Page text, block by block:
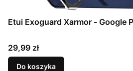
Etui Exoguard Xarmor - Google
Cena
29,99 zł
Do koszyka